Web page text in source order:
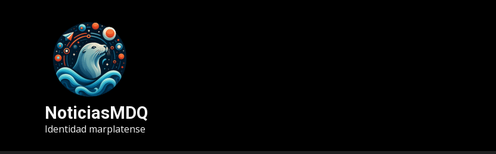
NoticiasMDQ
Identidad marplatense